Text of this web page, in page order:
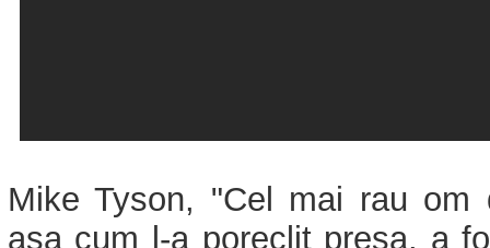
Mike Tyson, "Cel mai rau om
asa cum l-a poreclit presa, a